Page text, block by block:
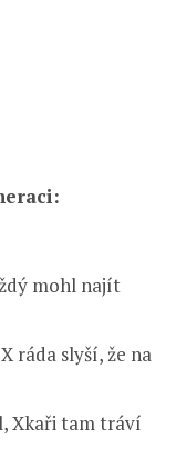
mohl najít
ráda slyší, že na
Xkaři tam tráví